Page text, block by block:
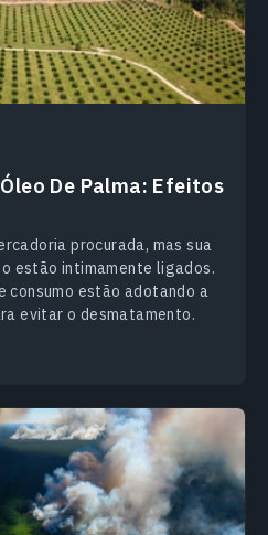
De Palma: Efeitos
procurada, mas sua
estão intimamente ligados.
consumo estão adotando a
evitar o desmatamento.